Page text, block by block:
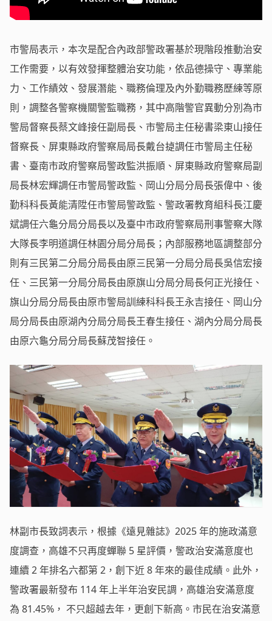
市警局表示，本次是配合內政部警政署基於現階段推動治安
工作需要，以有效發揮整體治安功能，依品德操守、專業能
力、工作績效、發展潛能、職務倫理及內外勤職務歷練等原
則，調整各警察機關警監職務，其中高階警官異動分別為市
警局督察長蔡文峰接任副局長、市警局主任秘書梁東山接任
督察長、屏東縣政府警察局局長戴台㨗調任市警局主任秘
書、臺南市政府警察局警政監洪振順、屏東縣政府警察局副
局長林宏輝調任市警局警政監、岡山分局分局長張偉中、後
勤科科長黃能清陞任市警局警政監、警政署教育組科長江慶
斌調任六龜分局分局長以及臺中市政府警察局刑事警察大隊
大隊長李明道調任林園分局分局長；內部服務地區調整部分
則有三民第二分局分局長由原三民第一分局分局長吳信宏接
任、三民第一分局分局長由原旗山分局分局長何正光接任、
旗山分局分局長由原市警局訓練科科長王永吉接任、岡山分
局分局長由原湖內分局分局長王春生接任、湖內分局分局長
由原六龜分局分局長蘇茂智接任。
林副市長致詞表示，根據《遠見雜誌》2025 年的施政滿意
度調查，高雄不只再度蟬聯 5 星評價，警政治安滿意度也
連續 2 年排名六都第 2，創下近 8 年來的最佳成績。此外，
警政署最新發布 114 年上半年治安民調，高雄治安滿意度
為 81.45%， 不只超越去年，更創下新高。市民在治安滿意